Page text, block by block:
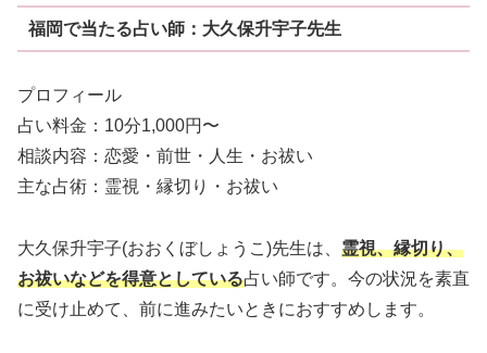
福岡で当たる占い師：大久保升宇子先生
プロフィール
占い料金：10分1,000円〜
相談内容：恋愛・前世・人生・お祓い
主な占術：霊視・縁切り・お祓い
大久保升宇子(おおくぼしょうこ)先生は、 霊視、縁切り、
お祓いなどを得意としている占い師です。今の状況を素直
に受け止めて、前に進みたいときにおすすめします。